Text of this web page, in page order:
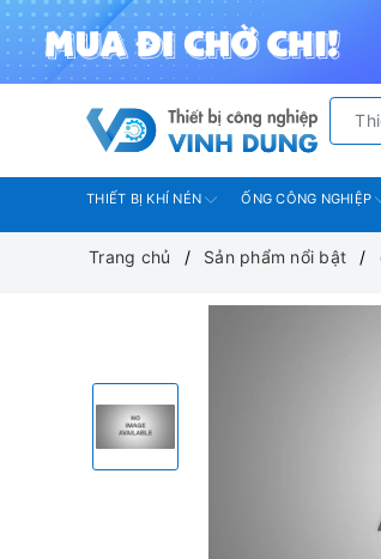
THIẾT BỊ KHÍ NÉN ỐNG CÔNG NGHIỆP
Trang chủ Sản phẩm nổi bật